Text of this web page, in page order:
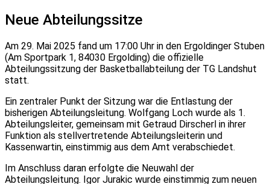
Neue Abteilungssitze
Am 29. Mai 2025 fand um 17:00 Uhr in den Ergoldinger Stuben
(Am Sportpark 1, 84030 Ergolding) die offizielle
Abteilungssitzung der Basketballabteilung der TG Landshut
statt.
Ein zentraler Punkt der Sitzung war die Entlastung der
bisherigen Abteilungsleitung. Wolfgang Loch wurde als 1.
Abteilungsleiter, gemeinsam mit Getraud Dirscherl in ihrer
Funktion als stellvertretende Abteilungsleiterin und
Kassenwartin, einstimmig aus dem Amt verabschiedet.
Im Anschluss daran erfolgte die Neuwahl der
Abteilungsleitung. Igor Jurakic wurde einstimmig zum neuen